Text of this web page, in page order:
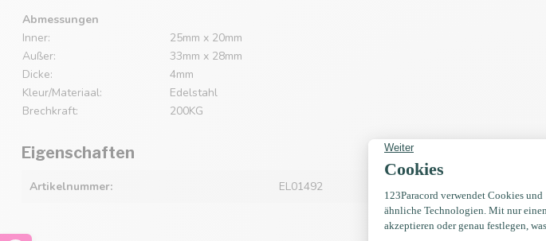
Abmessungen
Inner:
25mm x 20mm
Außer:
33mm x 28mm
Dicke:
4mm
Kleur/Materiaal:
Edelstahl
Brechkraft:
200KG
Eigenschaften
Artikelnummer: EL01492